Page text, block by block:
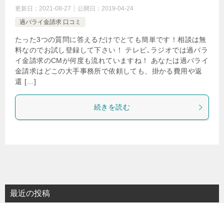
更新日： 2021-08-27 公開日： 2019-04-24
過バライ金請求 口コミ
たった3つの質問に答えるだけでとても簡単です！相談は無
料なのでお試し登録して下さい！ テレビ､ラジオでは過バラ
イ金請求のCMが何度も流れていますね！ あなたは過バライ
金請求はどこの大手事務所で依頼しても、掛かる費用や返
還 […]
続きを読む
最近の投稿